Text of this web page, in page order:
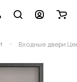
– Входные двери